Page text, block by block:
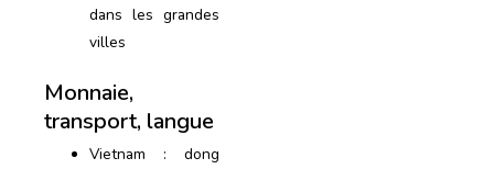
dans les grandes
villes
Monnaie,
transport, langue
Vietnam : dong